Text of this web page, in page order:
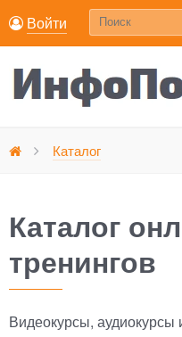
Войти
Каталог
Каталог
тренингов
Видеокурсы,